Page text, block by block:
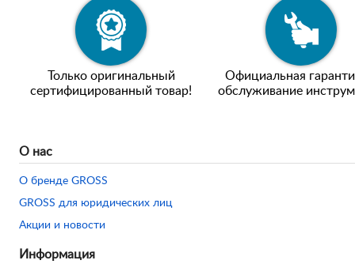
Только оригинальный
сертифицированный товар!
Официальная
обслуживание
О нас
О бренде GROSS
GROSS для юридических лиц
Акции и новости
Информация